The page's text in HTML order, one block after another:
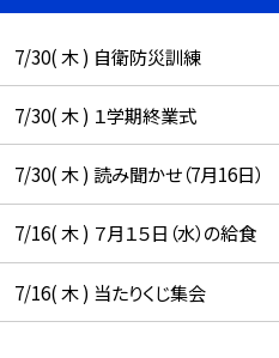
7/30( 木 ) 自衛防災訓練
7/30( 木 ) １学期終業式
7/30( 木 ) 読み聞かせ（7月16日）
7/16( 木 ) ７月１５日（水）の給食
7/16( 木 ) 当たりくじ集会